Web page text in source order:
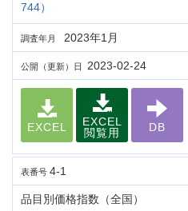
744）
調査年月 2023年1月
公開（更新）日 2023-02-24
EXCEL
EXCEL
閲覧用
DB
表番号 4-1
品目別価格指数（全国）